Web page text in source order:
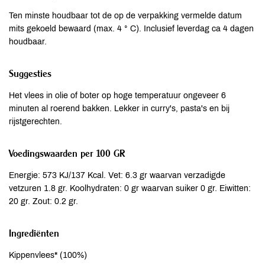
Ten minste houdbaar tot de op de verpakking vermelde datum
mits gekoeld bewaard (max. 4 ° C). Inclusief leverdag ca 4 dagen
houdbaar.
Suggesties
Het vlees in olie of boter op hoge temperatuur ongeveer 6
minuten al roerend bakken. Lekker in curry's, pasta's en bij
rijstgerechten.
Voedingswaarden per 100 GR
Energie: 573 KJ/137 Kcal. Vet: 6.3 gr waarvan verzadigde
vetzuren 1.8 gr. Koolhydraten: 0 gr waarvan suiker 0 gr. Eiwitten:
20 gr. Zout: 0.2 gr.
Ingrediënten
Kippenvlees* (100%)